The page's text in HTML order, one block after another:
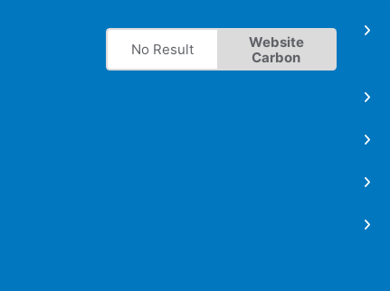
No Result
Website
Carbon